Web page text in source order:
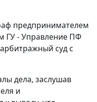
предпринимателем
ГУ - Управление ПФ
суд с
дела, заслушав
и